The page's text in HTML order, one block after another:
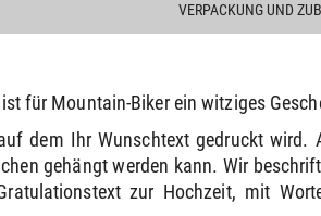
VERPACKUNG UND
für Mountain-Biker ein witziges
dem Ihr Wunschtext gedruckt wird.
gehängt werden kann. Wir
zur Hochzeit, mit